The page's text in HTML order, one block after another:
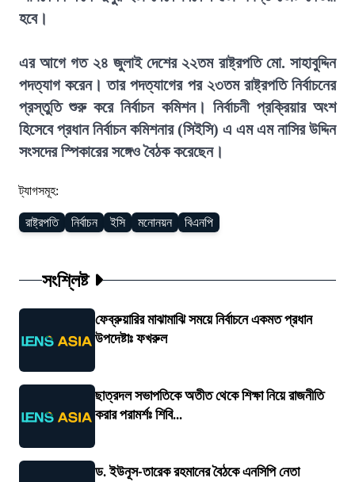
হবে।
এর আগে গত ২৪ জুলাই দেশের ২২তম রাষ্ট্রপতি মো. সাহাবুদ্দিন
পদত্যাগ করেন। তার পদত্যাগের পর ২৩তম রাষ্ট্রপতি নির্বাচনের
প্রস্তুতি শুরু করে নির্বাচন কমিশন। নির্বাচনী প্রক্রিয়ার অংশ
হিসেবে প্রধান নির্বাচন কমিশনার (সিইসি) এ এম এম নাসির উদ্দিন
সংসদের স্পিকারের সঙ্গেও বৈঠক করেছেন।
ট্যাগসমূহ:
রাষ্ট্রপতি নির্বাচন ইসি মনোনয়ন বিএনপি
সংশ্লিষ্ট
ফেব্রুয়ারির মাঝামাঝি সময়ে নির্বাচনে একমত প্রধান
উপদেষ্টাঃ ফখরুল
ছাত্রদল সভাপতিকে অতীত থেকে শিক্ষা নিয়ে রাজনীতি
করার পরামর্শঃ শিবি...
ড. ইউনূস-তারেক রহমানের বৈঠকে এনসিপি নেতা